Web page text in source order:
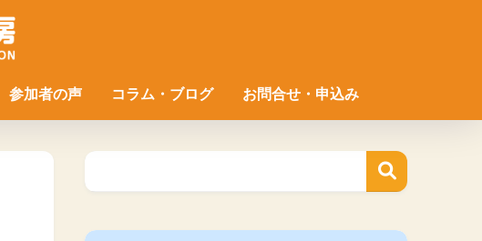
参加者の声 コラム・ブログ お問合せ・申込み